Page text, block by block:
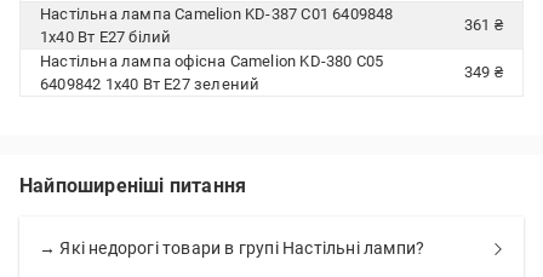
Настільна лампа Camelion KD-387 C01 6409848
1x40 Вт E27 білий
361 ₴
Настільна лампа офісна Camelion KD-380 C05
6409842 1x40 Вт E27 зелений
349 ₴
Найпоширеніші питання
→ Які недорогі товари в групі Настільні лампи?